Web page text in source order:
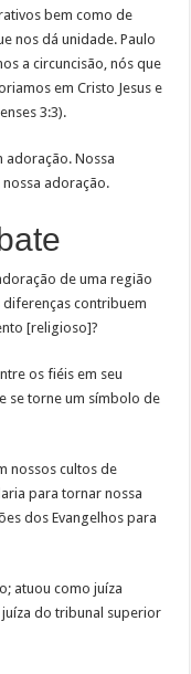
bem como de
nos dá unidade. Paulo
a circuncisão, nós que
em Cristo Jesus e
3:3).
adoração. Nossa
adoração.
de uma região
diferenças contribuem
[religioso]?
os fiéis em seu
se torne um símbolo de
nossos cultos de
para tornar nossa
dos Evangelhos para
atuou como juíza
do tribunal superior